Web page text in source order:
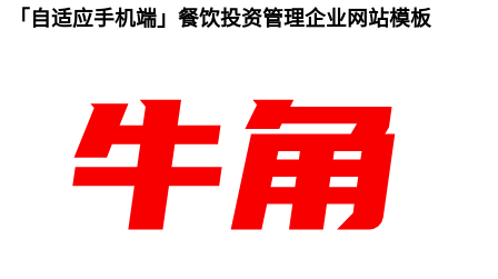
「自适应手机端」餐饮投资管理企业网站模板